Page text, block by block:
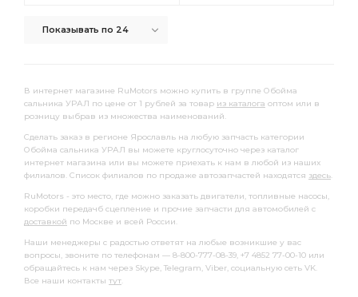
Показывать по 24
В интернет магазине RuMotors можно купить в группе Обойма
сальника УРАЛ по цене от 1 рублей за товар из каталога оптом или в
розницу выбрав из множества наименований.
Сделать заказ в регионе Ярославль на любую запчасть категории
Обойма сальника УРАЛ вы можете круглосуточно через каталог
интернет магазина или вы можете приехать к нам в любой из наших
филиалов. Список филиалов по продаже автозапчастей находятся здесь.
RuMotors - это место, где можно заказать двигатели, топливные насосы,
коробки передачб сцепление и прочие запчасти для автомобилей с
доставкой по Москве и всей России.
Наши менеджеры с радостью ответят на любые возникшие у вас
вопросы, звоните по телефонам — 8-800-777-08-39, +7 4852 77-00-10 или
обращайтесь к нам через Skype, Telegram, Viber, социальную сеть VK.
Все наши контакты тут.